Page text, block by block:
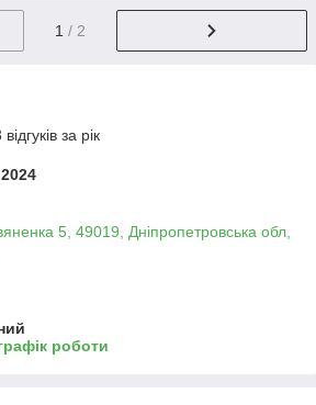
1 / 2
за рік
5, 49019, Дніпропетровська обл,
роботи